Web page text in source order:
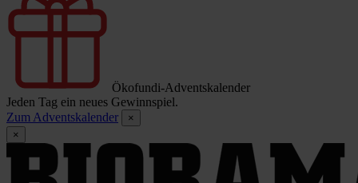
Ökofundi-Adventskalender
Jeden Tag ein neues Gewinnspiel.
Zum Adventskalender
×
×